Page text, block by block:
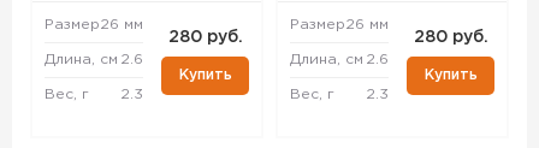
Размер26 мм
Длина, см 2.6
Вес, г 2.3
280 руб.
Купить
Размер26 мм
Длина, см 2.6
Вес, г 2.3
280 руб.
Купить